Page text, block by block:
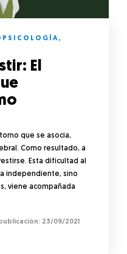
,
El
que se asocia,
Como resultado, a
Esta dificultad al
independiente, sino
viene acompañada
23/09/2021